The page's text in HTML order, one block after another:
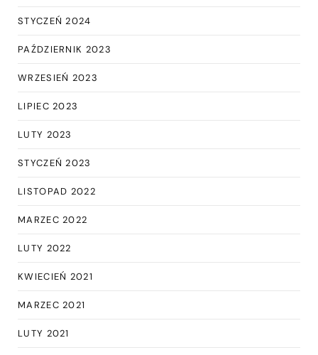
STYCZEŃ 2024
PAŹDZIERNIK 2023
WRZESIEŃ 2023
LIPIEC 2023
LUTY 2023
STYCZEŃ 2023
LISTOPAD 2022
MARZEC 2022
LUTY 2022
KWIECIEŃ 2021
MARZEC 2021
LUTY 2021